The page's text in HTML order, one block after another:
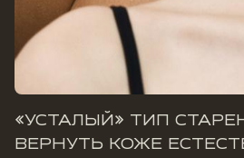
«УСТАЛЫЙ» ТИП
ВЕРНУТЬ КОЖЕ